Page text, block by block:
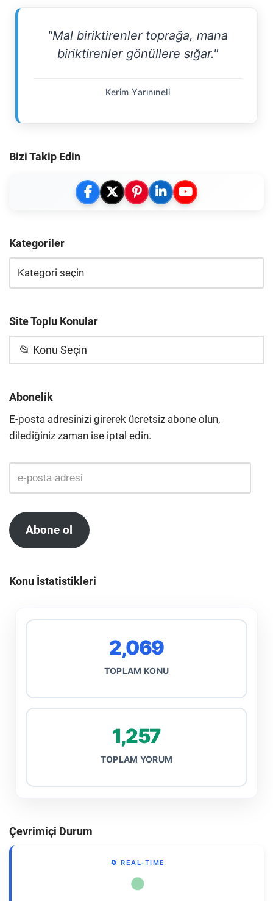
"Mal biriktirenler toprağa, mana
biriktirenler gönüllere sığar."
Kerim Yarınıneli
Bizi Takip Edin
Kategoriler
Site Toplu Konular
📂 Konu Seçin
Abonelik
E-posta adresinizi girerek ücretsiz abone olun,
dilediğiniz zaman ise iptal edin.
Abone ol
Konu İstatistikleri
2,069
TOPLAM KONU
1,257
TOPLAM YORUM
Çevrimiçi Durum
🔄 REAL-TIME
●